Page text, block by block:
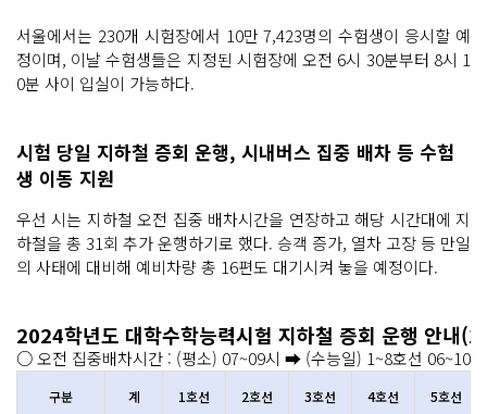
서울에서는 230개 시험장에서 10만 7,423명의 수험생이 응시할 예
정이며, 이날 수험생들은 지정된 시험장에 오전 6시 30분부터 8시 1
0분 사이 입실이 가능하다.
시험 당일 지하철 증회 운행, 시내버스 집중 배차 등 수험
생 이동 지원
우선 시는 지하철 오전 집중 배차시간을 연장하고 해당 시간대에 지
하철을 총 31회 추가 운행하기로 했다. 승객 증가, 열차 고장 등 만일
의 사태에 대비해 예비차량 총 16편도 대기시켜 놓을 예정이다.
2024학년도 대학수학능력시험 지하철 증회 운행 안내
○ 오전 집중배차시간 : (평소) 07~09시 ➡ (수능일) 1~8호선 06~10시
구분 계 1호선 2호선 3호선 4호선 5호선